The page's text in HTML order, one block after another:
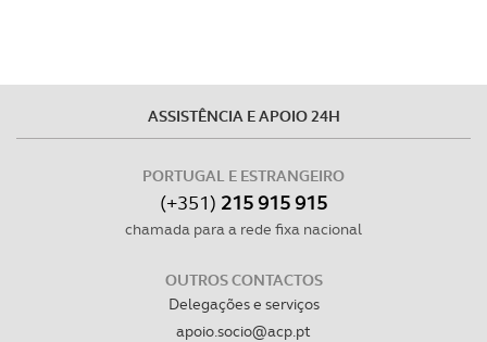
experiência de navegação no Website e nos serviços
Consulte a política de cookies do site.
ASSISTÊNCIA E APOIO 24H
PORTUGAL E ESTRANGEIRO
(+351) 215 915 915
chamada para a rede fixa nacional
OUTROS CONTACTOS
Delegações e serviços
apoio.socio@acp.pt